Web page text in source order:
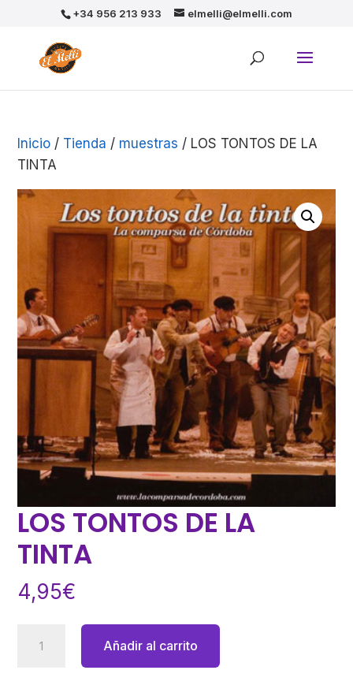
+34 956 213 933 elmelli@elmelli.com
Inicio / Tienda / muestras / LOS TONTOS DE LA
TINTA
LOS TONTOS DE LA
TINTA
4,95€
TONTOS
Añadir al carrito